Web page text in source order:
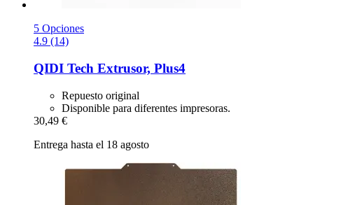
5 Opciones
4.9 (14)
QIDI Tech Extrusor, Plus4
Repuesto original
Disponible para diferentes impresoras.
30,49 €
Entrega hasta el 18 agosto